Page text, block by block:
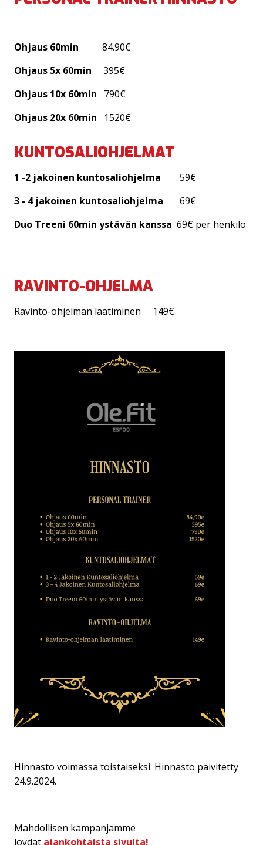
Ohjaus 60min
84.90€
Ohjaus 5x 60min 395€
Ohjaus 10x 60min
790€
Ohjaus 20x 60min 1520€
KUNTOSALIOHJELMAT
1 -2 jakoinen kuntosaliohjelma 59€
3 - 4 jakoinen kuntosaliohjelma 69€
Duo Treeni 60min ystävän kanssa 69€ per henkilö
RAVINTO-OHJELMA
Ravinto-ohjelman laatiminen 149€
Hinnasto voimassa toistaiseksi. Hinnasto päivitetty
24.9.2024.
Mahdollisen kampanjamme
löydät ajankohtaista sivulta!